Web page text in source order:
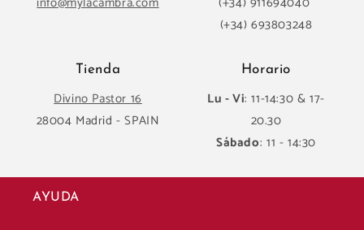
(+34) 693803248
Tienda
Divino Pastor 16
28004 Madrid - SPAIN
Horario
Lu - Vi: 11-14:30 & 17-
20.30
Sábado: 11 - 14:30
AYUDA